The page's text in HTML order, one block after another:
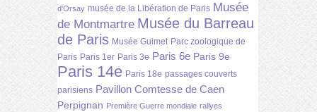
d'Orsay musée de la Libération de Paris Musée
de Montmartre Musée du Barreau
de Paris Musée Guimet Parc zoologique de
Paris Paris 1er Paris 3e Paris 6e Paris 9e
Paris 14e Paris 18e passages couverts
parisiens Pavillon Comtesse de Caen
Perpignan Première Guerre mondiale rallyes